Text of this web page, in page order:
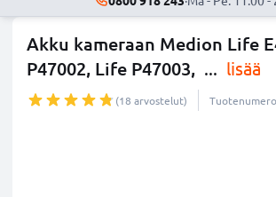
Akku kameraan Medion Life
P47002, Life P47003, ... lisää
(18 arvostelut)